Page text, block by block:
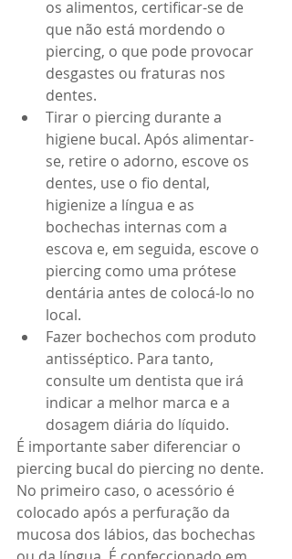
os alimentos, certificar-se de
que não está mordendo o
piercing, o que pode provocar
desgastes ou fraturas nos
dentes.
Tirar o piercing durante a
higiene bucal. Após alimentar-
se, retire o adorno, escove os
dentes, use o fio dental,
higienize a língua e as
bochechas internas com a
escova e, em seguida, escove o
piercing como uma prótese
dentária antes de colocá-lo no
local.
Fazer bochechos com produto
antisséptico. Para tanto,
consulte um dentista que irá
indicar a melhor marca e a
dosagem diária do líquido.
É importante saber diferenciar o
piercing bucal do piercing no dente.
No primeiro caso, o acessório é
colocado após a perfuração da
mucosa dos lábios, das bochechas